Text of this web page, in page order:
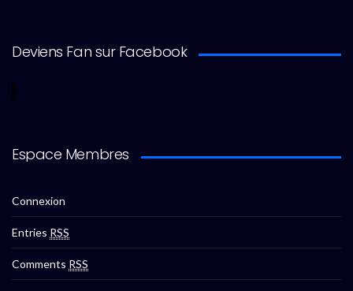
Deviens Fan sur Facebook
Espace Membres
Connexion
Entries RSS
Comments RSS